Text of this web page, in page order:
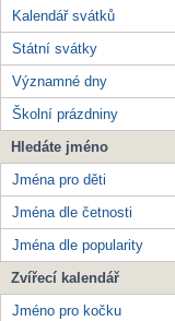
Kalendář svátků
Státní svátky
Významné dny
Školní prázdniny
Hledáte jméno
Jména pro děti
Jména dle četnosti
Jména dle popularity
Zvířecí kalendář
Jméno pro kočku